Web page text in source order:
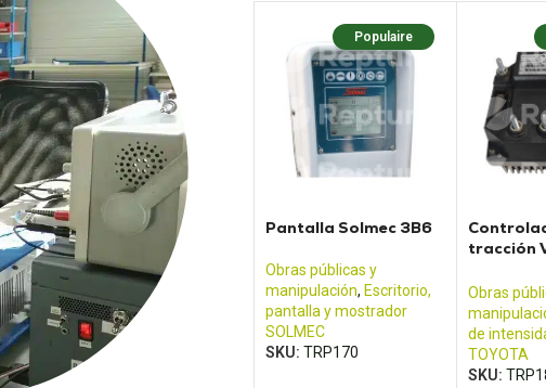
Populaire
Pantalla Solmec 3B6
Obras públicas y
manipulación, Escritorio,
pantalla y mostrador
SOLMEC
SKU: TRP170
tracción
Obras
de
TOYOTA
SKU: